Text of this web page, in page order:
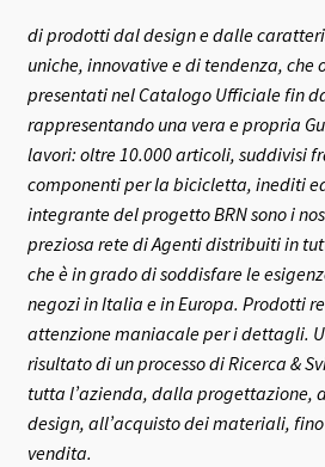
di prodotti dal design e dalle
uniche, innovative e di tendenza, che
presentati nel Catalogo Ufficiale fin
rappresentando una vera e propria
lavori: oltre 10.000 articoli, suddivisi
componenti per la bicicletta, inediti
integrante del progetto BRN sono i
preziosa rete di Agenti distribuiti in
che è in grado di soddisfare le
negozi in Italia e in Europa. Prodotti
attenzione maniacale per i dettagli.
risultato di un processo di Ricerca &
tutta l’azienda, dalla progettazione,
design, all’acquisto dei materiali,
vendita.